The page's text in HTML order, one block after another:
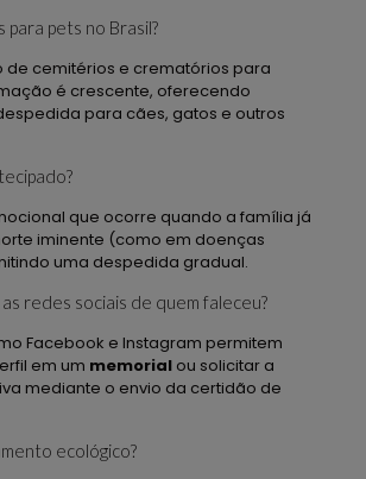
para pets no Brasil?
de cemitérios e crematórios para
é crescente, oferecendo
para cães, gatos e outros
que ocorre quando a família já
iminente (como em doenças
uma despedida gradual.
redes sociais de quem faleceu?
Facebook e Instagram permitem
em um memorialou solicitar a
mediante o envio da certidão de
ecológico?